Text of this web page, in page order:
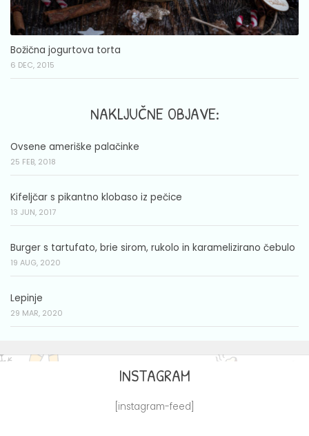
Božična jogurtova torta
6 DEC, 2015
NAKLJUČNE OBJAVE:
Ovsene ameriške palačinke
25 FEB, 2018
Kifeljčar s pikantno klobaso iz pečice
13 JUN, 2017
Burger s tartufato, brie sirom, rukolo in karamelizirano čebulo
19 AUG, 2020
Lepinje
29 MAR, 2020
INSTAGRAM
[instagram-feed]